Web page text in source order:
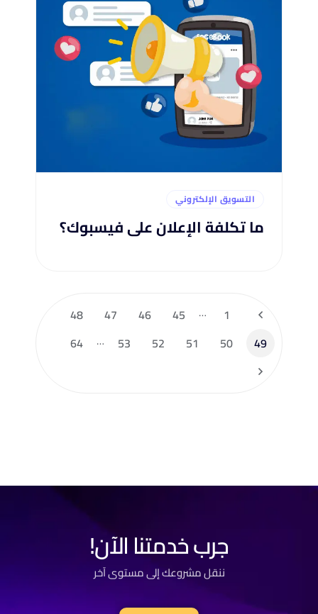
التسويق الإلكتروني
ما تكلفة الإعلان على فيسبوك؟
1
…
45
46
47
48
49
50
51
52
53
…
64
جرب خدمتنا الآن!
ننقل مشروعك إلى مستوى آخر